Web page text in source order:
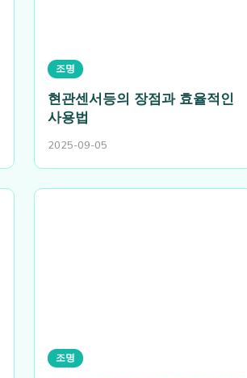
조명
현관센서등의 장점과 효율적인
사용법
2025-09-05
조명